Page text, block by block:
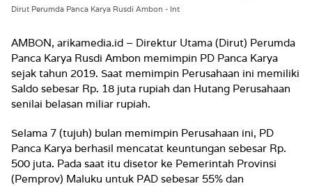
Dirut Perumda Panca Karya Rusdi Ambon - Int
AMBON, arikamedia.id – Direktur Utama (Dirut) Perumda
Panca Karya Rusdi Ambon memimpin PD Panca Karya
sejak tahun 2019. Saat memimpin Perusahaan ini memiliki
Saldo sebesar Rp. 18 juta rupiah dan Hutang Perusahaan
senilai belasan miliar rupiah.
Selama 7 (tujuh) bulan memimpin Perusahaan ini, PD
Panca Karya berhasil mencatat keuntungan sebesar Rp.
500 juta. Pada saat itu disetor ke Pemerintah Provinsi
(Pemprov) Maluku untuk PAD sebesar 55% dan